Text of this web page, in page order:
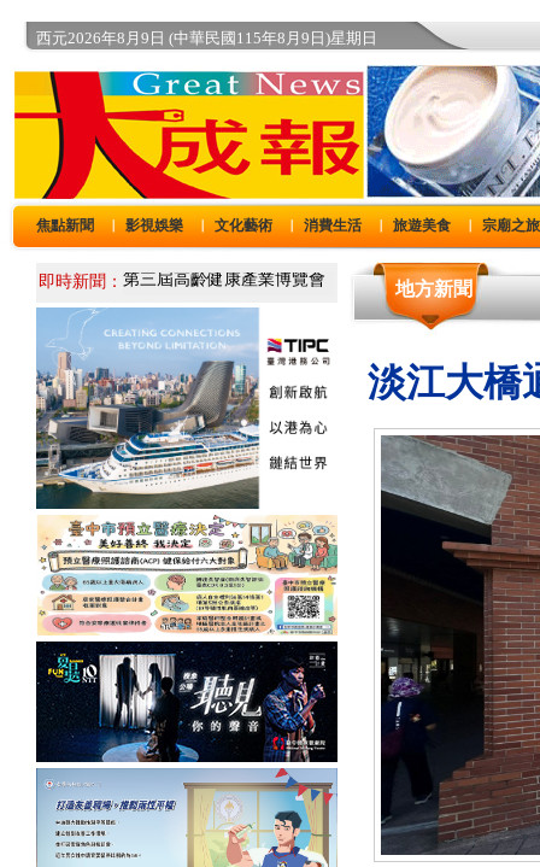
西元2026年8月9日 (中華民國115年8月9日)星期日
焦點新聞 影視娛樂 文化藝術 消費生活 旅遊美食 宗廟之旅
即時新聞： 地方新聞
淡江大橋